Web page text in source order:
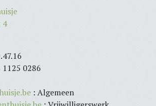
4
0286
: Algemeen